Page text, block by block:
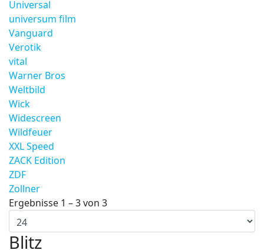
Universal
universum film
Vanguard
Verotik
vital
Warner Bros
Weltbild
Wick
Widescreen
Wildfeuer
XXL Speed
ZACK Edition
ZDF
Zollner
Ergebnisse 1 – 3 von 3
Blitz